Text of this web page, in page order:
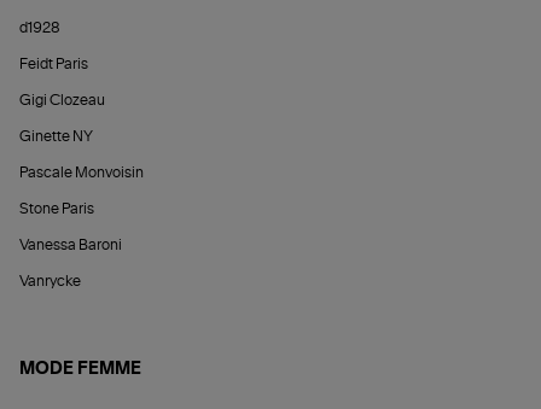
d1928
Feidt Paris
Gigi Clozeau
Ginette NY
Pascale Monvoisin
Stone Paris
Vanessa Baroni
Vanrycke
MODE FEMME